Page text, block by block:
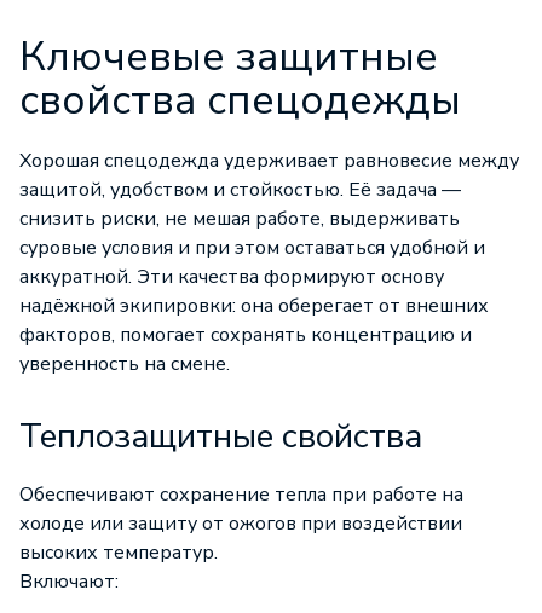
Ключевые защитные
свойства спецодежды
Хорошая спецодежда удерживает равновесие между
защитой, удобством и стойкостью. Её задача —
снизить риски, не мешая работе, выдерживать
суровые условия и при этом оставаться удобной и
аккуратной. Эти качества формируют основу
надёжной экипировки: она оберегает от внешних
факторов, помогает сохранять концентрацию и
уверенность на смене.
Теплозащитные свойства
Обеспечивают сохранение тепла при работе на
холоде или защиту от ожогов при воздействии
высоких температур.
Включают: